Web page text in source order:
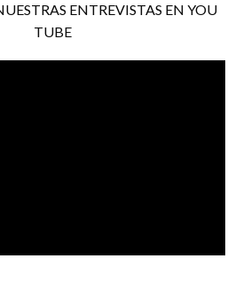
ENTREVISTAS EN YOU
TUBE